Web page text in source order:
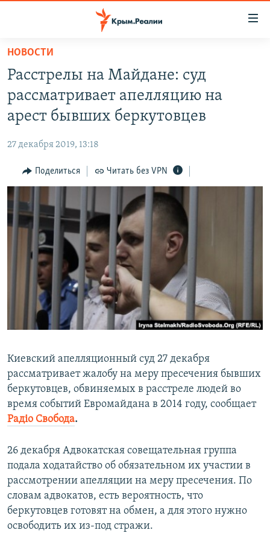
Вернуться
основному
содержанию
Вернутся
главной
навигации
Вернутся
поиску
СПЕЦПРОЕКТЫ
11 ЛЕТ ОККУПАЦИИ КРЫМА. 11 ИСТОРИЙ СОПРОТИВЛЕНИЯ
ВОДА
ЕЩЕ
ИНТЕРАКТИВ
ТЕЛЕПРОЕКТ КРЫМ.РЕАЛИИ
СОВЕТЫ ПРАВОЗАЩИТНИКОВ
ПРОПАВШИЕ БЕЗ ВЕСТИ
ПОБЕДИТЕЛЕЙ НЕ СУДЯТ?
КРЫМ.НЕПОКОРЕННЫЙ
ELIFBE
РАДІО СВОБОДА
КАК ОБОЙТИ БЛОКИРОВКУ
Українською
Qırımtatar
ПРИСОЕДИНЯЙТЕСЬ!
Все сайты RFE/RL
НОВОСТИ
Расстрелы на Майдане: суд
рассматривает апелляцию на
арест бывших беркутовцев
27 декабря 2019, 13:18
Поделиться Читать без VPN
Киевский апелляционный суд 27 декабря
рассматривает жалобу на меру пресечения бывших
беркутовцев, обвиняемых в расстреле людей во
время событий Евромайдана в 2014 году, сообщает
Радіо Свобода.
26 декабря Адвокатская совещательная группа
подала ходатайство об обязательном их участии в
рассмотрении апелляции на меру пресечения. По
словам адвокатов, есть вероятность, что
беркутовцев готовят на обмен, а для этого нужно
освободить их из-под стражи.